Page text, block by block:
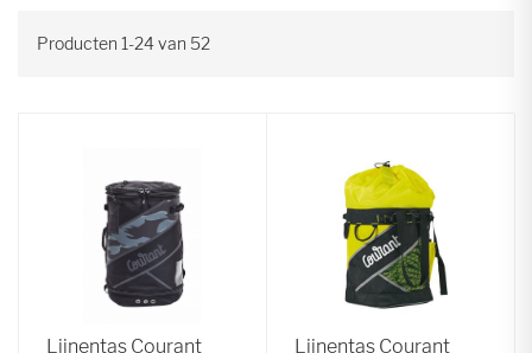
Producten 1-24van 52
Lijnentas Courant
Lijnentas Courant